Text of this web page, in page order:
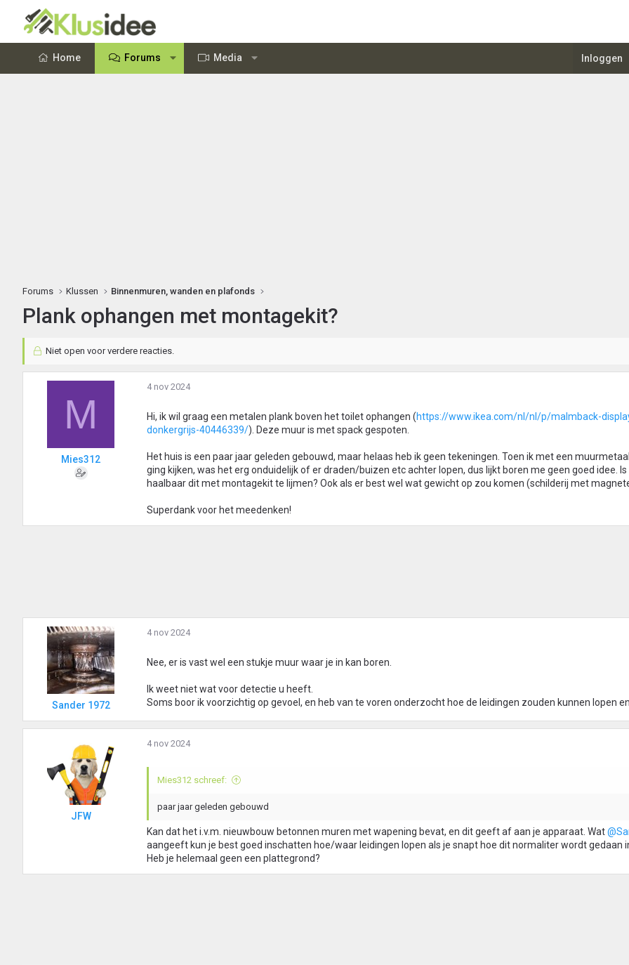
Home Forums Media Inloggen
Forums Klussen Binnenmuren, wanden en plafonds
Plank ophangen met montagekit?
Niet open voor verdere reacties.
M
Mies312
4 nov 2024
Hi, ik wil graag een metalen plank boven het toilet ophangen (https://www.ikea.com/nl/nl/p/malmback-
donkergrijs-40446339/). Deze muur is met spack gespoten.
Het huis is een paar jaar geleden gebouwd, maar helaas heb ik geen tekeningen. Toen ik met een
ging kijken, was het erg onduidelijk of er draden/buizen etc achter lopen, dus lijkt boren me geen goed idee.
haalbaar dit met montagekit te lijmen? Ook als er best wel wat gewicht op zou komen (schilderij met
Superdank voor het meedenken!
Sander 1972
4 nov 2024
Nee, er is vast wel een stukje muur waar je in kan boren.
Ik weet niet wat voor detectie u heeft.
Soms boor ik voorzichtig op gevoel, en heb van te voren onderzocht hoe de leidingen zouden kunnen lopen
JFW
4 nov 2024
Mies312 schreef:
paar jaar geleden gebouwd
Kan dat het i.v.m. nieuwbouw betonnen muren met wapening bevat, en dit geeft af aan je apparaat. Wat
aangeeft kun je best goed inschatten hoe/waar leidingen lopen als je snapt hoe dit normaliter wordt gedaan
Heb je helemaal geen een plattegrond?